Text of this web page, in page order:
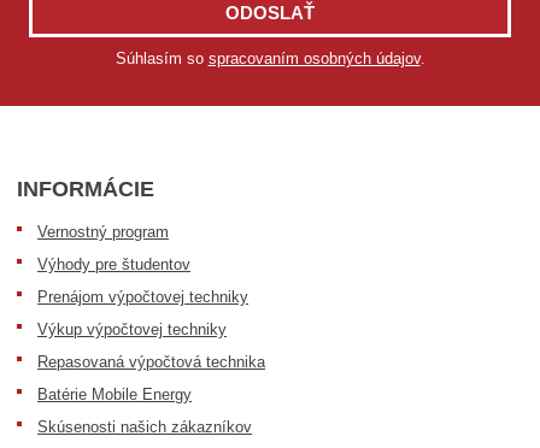
ODOSLAŤ
Súhlasím so spracovaním osobných údajov.
INFORMÁCIE
Vernostný program
Výhody pre študentov
Prenájom výpočtovej techniky
Výkup výpočtovej techniky
Repasovaná výpočtová technika
Batérie Mobile Energy
Skúsenosti našich zákazníkov